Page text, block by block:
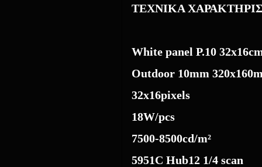
TEXNIKA
White panel Ρ.10
Outdoor 10mm
32x16pixels
18W/pcs
7500-8500cd/m²
5951C Hub12 1/4 scan